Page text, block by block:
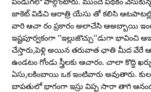
జాకెట్‌ విడిచి ఆరాత్రి యేసు తో కలిసి ఆటపాటల్లో
వారి ఆచా రం ప్రకారం అలాచేసి ఆఅబ్బాయి
ఇష్టపూర్వకంగా ‘‘ఇల్లుజొచ్చు’’డుగా భావించి
చేస్తారు,పెళ్లి అయిన తరువాత ఛాతి మీద వేరే
ఉండటం గోండు స్త్రీలకు ఆచారం. చాలా కొద్ది
ఏసు,లకింబాయి ఒక ఇంటివారు అవుతారు. కుల
బాపతులో భాగంగా ఇస్రు విప్ప సారా తాగి